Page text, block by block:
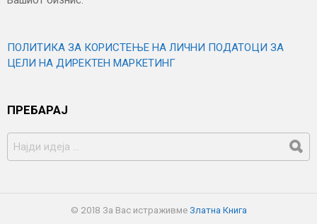
ПОЛИТИКА ЗА КОРИСТЕЊЕ НА ЛИЧНИ ПОДАТОЦИ ЗА
ЦЕЛИ НА ДИРЕКТЕН МАРКЕТИНГ
ПРЕБАРАЈ
БАРАЈ
ЗА:
© 2018 За Вас истраживме Златна Книга